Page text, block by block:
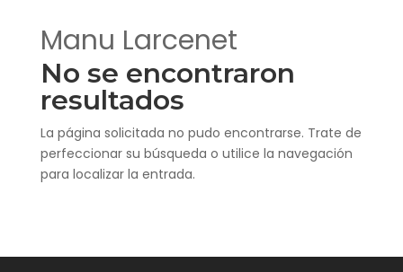
Manu Larcenet
No se encontraron
resultados
La página solicitada no pudo encontrarse. Trate de
perfeccionar su búsqueda o utilice la navegación
para localizar la entrada.